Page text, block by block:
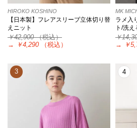
HIROKO KOSHINO
【日本製】フレアスリーブ立体切り替
えニット
￥42,900（税込）
→
￥4,290 （税込）
MK
ラメ入
ト/洗え
￥
→
￥
3 4